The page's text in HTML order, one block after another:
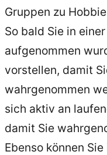
Gruppen zu
So bald Sie in
aufgenommen
vorstellen, damit
wahrgenommen
sich aktiv an
damit Sie
Ebenso können